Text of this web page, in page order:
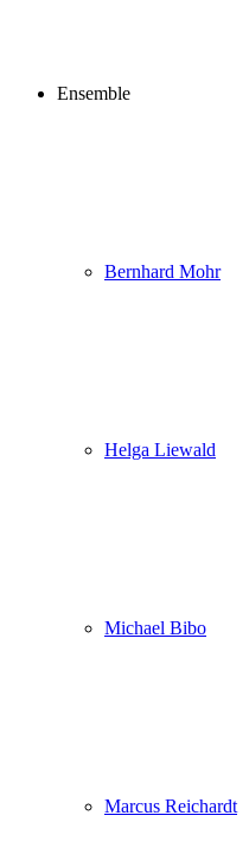
Ensemble
Bernhard Mohr
Helga Liewald
Michael Bibo
Marcus Reichardt